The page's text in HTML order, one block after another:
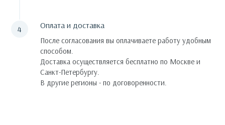
Оплата и доставка
После согласования вы оплачиваете работу удобным
способом.
Доставка осуществляется бесплатно по Москве и
Санкт-Петербургу.
В другие регионы - по договоренности.